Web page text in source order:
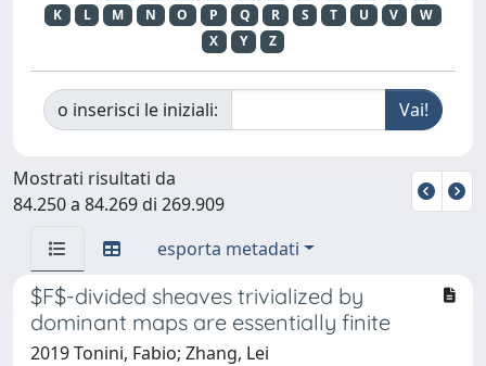
K
L M N O P Q R S T U V
W
X
Y Z
o inserisci le iniziali:
Mostrati risultati da
84.250 a 84.269 di 269.909
esporta metadati
$F$-divided sheaves trivialized by
dominant maps are essentially finite
2019 Tonini, Fabio; Zhang, Lei